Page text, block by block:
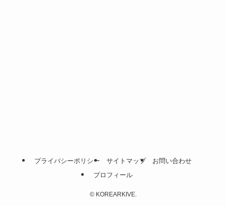
プライバシーポリシー サイトマップ
お問い合わせ
プロフィール
©KOREARKIVE.